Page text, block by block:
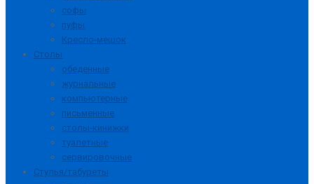
софы
пуфы
Кресло-мешок
Столы
обеденные
журнальные
компьютерные
письменные
столы-кинижки
туалетные
сервировочные
Стулья/табуреты